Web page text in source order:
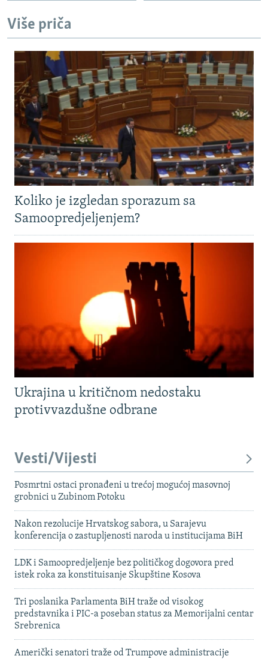
NASTANAK I RASPAD JUGOSLAVIJE
Više priča
Koliko je izgledan sporazum sa
Samoopredjeljenjem?
Ukrajina u kritičnom nedostaku
protivvazdušne odbrane
Vesti/Vijesti
Posmrtni ostaci pronađeni u trećoj mogućoj masovnoj
grobnici u Zubinom Potoku
Nakon rezolucije Hrvatskog sabora, u Sarajevu
konferencija o zastupljenosti naroda u institucijama BiH
LDK i Samoopredjeljenje bez političkog dogovora pred
istek roka za konstituisanje Skupštine Kosova
Tri poslanika Parlamenta BiH traže od visokog
predstavnika i PIC-a poseban status za Memorijalni centar
Srebrenica
Američki senatori traže od Trumpove administracije